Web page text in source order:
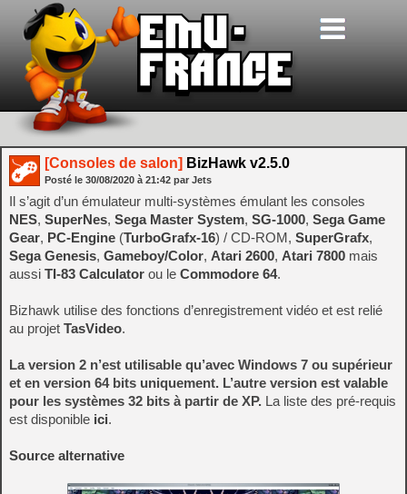
[Consoles de salon] BizHawk v2.5.0
Posté le 30/08/2020 à 21:42 par Jets
Il s’agit d’un émulateur multi-systèmes émulant les consoles
NES, SuperNes, Sega Master System, SG-1000, Sega Game
Gear, PC-Engine (TurboGrafx-16) / CD-ROM, SuperGrafx,
Sega Genesis, Gameboy/Color, Atari 2600, Atari 7800 mais
aussi TI-83 Calculator ou le Commodore 64.
Bizhawk utilise des fonctions d’enregistrement vidéo et est relié
au projet TasVideo.
La version 2 n’est utilisable qu’avec Windows 7 ou supérieur
et en version 64 bits uniquement. L’autre version est valable
pour les systèmes 32 bits à partir de XP. La liste des pré-requis
est disponible ici.
Source alternative